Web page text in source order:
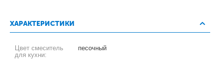
ХАРАКТЕРИСТИКИ
Цвет смеситель
для кухни:
песочный